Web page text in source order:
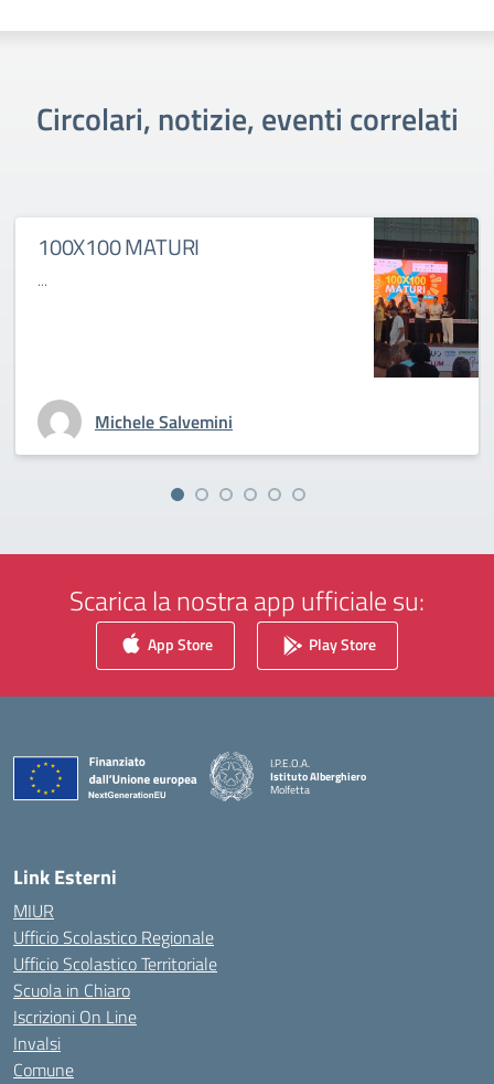
Circolari, notizie, eventi correlati
100X100 MATURI
...
Michele Salvemini
Scarica la nostra app ufficiale su:
App Store Play Store
I.P.E.O.A.
Istituto Alberghiero
Molfetta
Link Esterni
MIUR
Ufficio Scolastico Regionale
Ufficio Scolastico Territoriale
Scuola in Chiaro
Iscrizioni On Line
Invalsi
Comune